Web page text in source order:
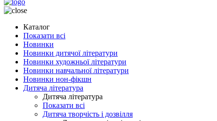
Каталог
Показати всі
Новинки
Новинки дитячої літератури
Новинки художньої літератури
Новинки навчальної літератури
Новинки нон-фікшн
Дитяча література
Дитяча література
Показати всі
Дитяча творчість і дозвілля